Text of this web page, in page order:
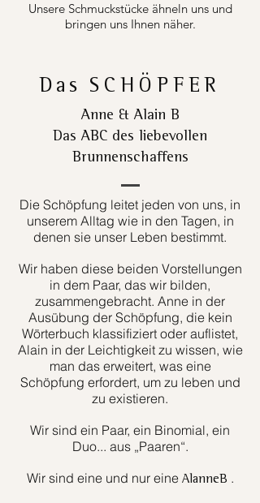
Unsere Schmuckstücke ähneln uns und
bringen uns Ihnen näher.
Das SCHÖPFER
Anne & Alain B
Das ABC des liebevollen
Brunnenschaffens
Die Schöpfung leitet jeden von uns, in
unserem Alltag wie in den Tagen, in
denen sie unser Leben bestimmt.
Wir haben diese beiden Vorstellungen
in dem Paar, das wir bilden,
zusammengebracht. Anne in der
Ausübung der Schöpfung, die kein
Wörterbuch klassifiziert oder auflistet,
Alain in der Leichtigkeit zu wissen, wie
man das erweitert, was eine
Schöpfung erfordert, um zu leben und
zu existieren.
Wir sind ein Paar, ein Binomial, ein
Duo... aus „Paaren“.
Wir sind eine und nur eine AlanneB .